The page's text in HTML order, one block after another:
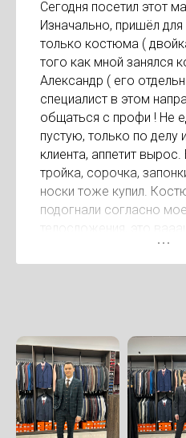
Сегодня посетил этот
Изначально, пришёл для
только костюма (
того как мной занялся
Александр ( его
специалист в этом
общаться с профи ! Не
пустую, только по делу
клиента, аппетит
тройка, сорочка,
носки тоже купил.
подогнали согласно
телосложения, это
респект. А когда
покупку был приятно
Магазин супер !!!